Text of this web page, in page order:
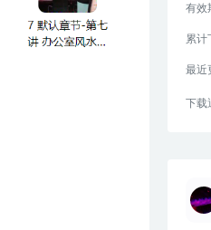
有效
累计
最近
下